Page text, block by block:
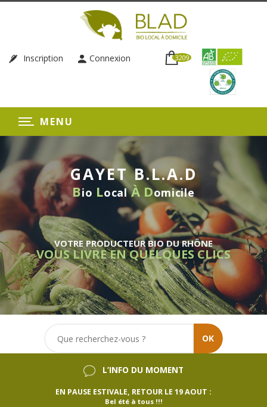
Inscription Connexion 3209
MENU
GAYET B.L.A.D
Bio LocalÀ Domicile
VOTRE PRODUCTEUR BIO DU RHÔNE
VOUS LIVRE EN QUELQUES CLICS
OK
L’INFO DU MOMENT
EN PAUSE ESTIVALE, RETOUR LE 19 AOUT :
Bel été à tous !!!